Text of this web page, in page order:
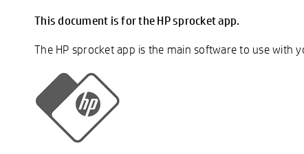
This document is for the HP sprocket app.
The HP sprocket app is the main software to use with